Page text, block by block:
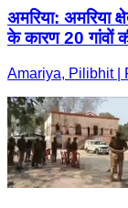
अमरिया: अमरिया
के कारण 20 गांवों
Amariya, Pilibhit |